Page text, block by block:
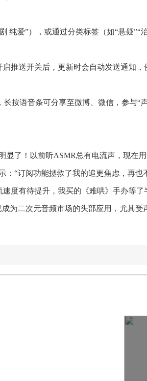
纯爱”），或通过分类标签（如“悬疑”“
推送开关后，更新时会自动发送通知，
按语音条可分享至微博、微信，参与“
显了！以前听ASMR总有电流声，现在
：“订阅功能拯救了我的追更焦虑，再
度有待提升，我买的《难哄》手办等了
为二次元音频市场的头部应用，尤其受